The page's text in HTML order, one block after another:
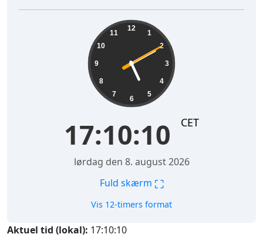
12
1
2
3
4
5
6
7
8
9
10
11
17:10:11 CET
lørdag den 8. august 2026
Fuld skærm ⛶
Vis 12-timers format
Aktuel tid (lokal): 17:10:11